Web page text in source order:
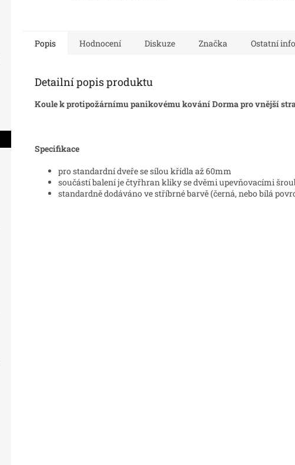
Popis Hodnocení Diskuze Značka Ostatní
Detailní popis produktu
Koule k protipožárnímu panikovému kování Dorma pro vnější
Specifikace
pro standardní dveře se sílou křídla až 60mm
součástí balení je čtyřhran kliky se dvěmi upevňovacími
standardně dodáváno ve stříbrné barvě (černá, nebo bílá